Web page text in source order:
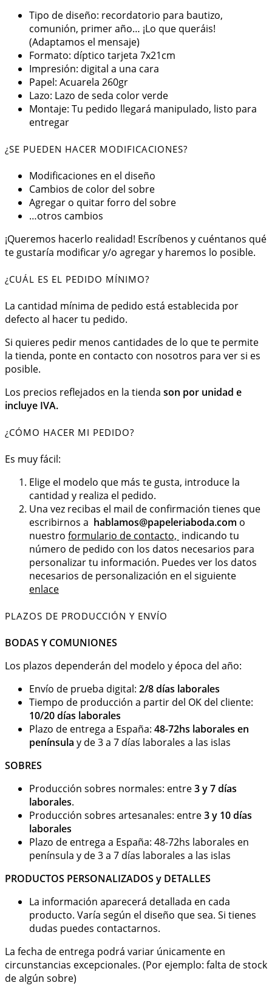
Tipo de diseño: recordatorio para bautizo,
comunión, primer año… ¡Lo que queráis!
(Adaptamos el mensaje)
Formato: díptico tarjeta 7x21cm
Impresión: digital a una cara
Papel: Acuarela 260gr
Lazo: Lazo de seda color verde
Montaje: Tu pedido llegará manipulado, listo para
entregar
¿SE PUEDEN HACER MODIFICACIONES?
Modificaciones en el diseño
Cambios de color del sobre
Agregar o quitar forro del sobre
…otros cambios
¡Queremos hacerlo realidad! Escríbenos y cuéntanos qué
te gustaría modificar y/o agregar y haremos lo posible.
¿CUÁL ES EL PEDIDO MÍNIMO?
La cantidad mínima de pedido está establecida por
defecto al hacer tu pedido.
Si quieres pedir menos cantidades de lo que te permite
la tienda, ponte en contacto con nosotros para ver si es
posible.
Los precios reflejados en la tienda son por unidad e
incluye IVA.
¿CÓMO HACER MI PEDIDO?
Es muy fácil:
Elige el modelo que más te gusta, introduce la
cantidad y realiza el pedido.
Una vez recibas el mail de confirmación tienes que
escribirnos a hablamos@papeleriaboda.com o
nuestro formulario de contacto, indicando tu
número de pedido con los datos necesarios para
personalizar tu información. Puedes ver los datos
necesarios de personalización en el siguiente
enlace
PLAZOS DE PRODUCCIÓN Y ENVÍO
BODAS Y COMUNIONES
Los plazos dependerán del modelo y época del año:
Envío de prueba digital: 2/8 días laborales
Tiempo de producción a partir del OK del cliente:
10/20 días laborales
Plazo de entrega a España: 48-72hs laborales en
península y de 3 a 7 días laborales a las islas
SOBRES
Producción sobres normales: entre3 y 7 días
laborales.
Producción sobres artesanales: entre3 y 10 días
laborales
Plazo de entrega a España: 48-72hs laborales en
península y de 3 a 7 días laborales a las islas
PRODUCTOS PERSONALIZADOS y DETALLES
La información aparecerá detallada en cada
producto. Varía según el diseño que sea. Si tienes
dudas puedes contactarnos.
La fecha de entrega podrá variar únicamente en
circunstancias excepcionales. (Por ejemplo: falta de stock
de algún sobre)